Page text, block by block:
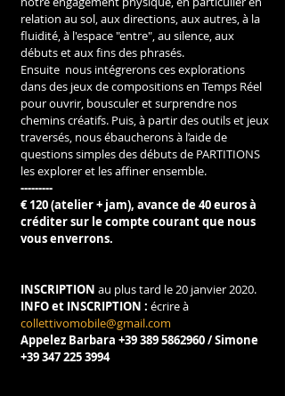
relation au sol, aux directions, aux autres, à la
fluidité, à l'espace "entre", au silence, aux
débuts et aux fins des phrasés.
Ensuite  nous intégrerons ces explorations
dans des jeux de compositions en Temps Réel
pour ouvrir, bousculer et surprendre nos
chemins créatifs. Puis, à partir des outils et jeux
traversés, nous ébaucherons à l’aide de
questions simples des débuts de PARTITIONS
les explorer et les affiner ensemble.
---------
€ 120 (atelier + jam), avance de 40 euros à
créditer sur le compte courant que nous
vous enverrons.
INSCRIPTION au plus tard le 20 janvier 2020.
INFO et INSCRIPTION : écrire à
collettivomobile@gmail.com
Appelez Barbara +39 389 5862960 / Simone
+39 347 225 3994